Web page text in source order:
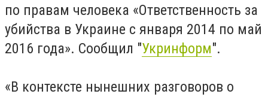
по правам человека «Ответственность за
убийства в Украине с января 2014 по май
2016 года». Сообщил "Укринформ".
«В контексте нынешних разговоров о